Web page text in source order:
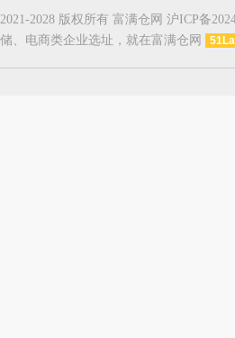
2021-2028 版权所有 富满仓网 沪ICP备
储、电商类企业选址，就在富满仓网
51La